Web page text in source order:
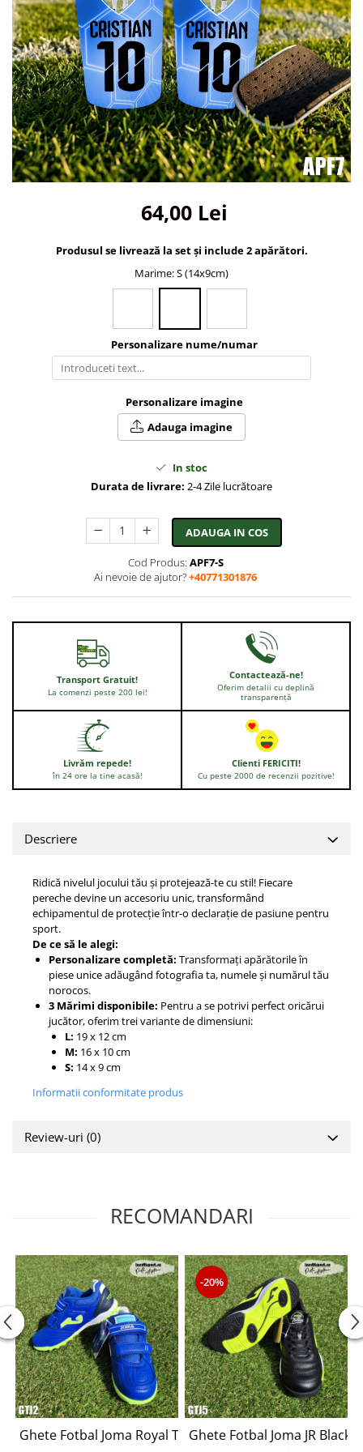
Bidoane si termosuri sportive
Sepci
Trofee
64,00 Lei
Produsul se livrează la set și include 2 apărători.
Marime: S (14x9cm)
Personalizare nume/numar
Personalizare imagine
Adauga imagine
In stoc
Durata de livrare: 2-4 Zile lucrătoare
ADAUGA IN COS
Cod Produs: APF7-S
Ai nevoie de ajutor?+40771301876
Transport Gratuit!
La comenzi peste 200 lei!
Contactează-ne!
Oferim detalii cu deplină
transparență
Livrăm repede!
în 24 ore la tine acasă!
Clienti FERICITI!
Cu peste 2000 de recenzii pozitive!
Descriere
Ridică nivelul jocului tău și protejează-te cu stil! Fiecare
pereche devine un accesoriu unic, transformând
echipamentul de protecție într-o declarație de pasiune pentru
sport.
De ce să le alegi:
Personalizare completă: Transformați apărătorile în
piese unice adăugând fotografia ta, numele și numărul tău
norocos.
3 Mărimi disponibile: Pentru a se potrivi perfect oricărui
jucător, oferim trei variante de dimensiuni:
L: 19 x 12 cm
M: 16 x 10 cm
S: 14 x 9 cm
Informatii conformitate produs
Review-uri (0)
RECOMANDARI
Ghete Fotbal Joma Royal Turf - GTJ2
-20%
Ghete Fotbal Joma JR Black